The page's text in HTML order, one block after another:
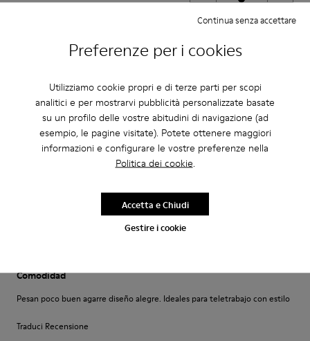
Preferenze per i cookies
Utilizziamo cookie propri e di terze parti per scopi
analitici e per mostrarvi pubblicità personalizzate basate
su un profilo delle vostre abitudini di navigazione (ad
esempio, le pagine visitate). Potete ottenere maggiori
informazioni e configurare le vostre preferenze nella
Politica dei cookie.
Gestire i cookie
Continua senza accettare
Accetta e Chiudi
Larghezza
·
Come camminare scalzi ma molto meglio.
Un comfort così mai provato prima. Un caldo abbraccio
FitRegolazione
Comodidad
Pesan poco buen agarre diseño alegre. Ideales para teletrabajo con estilo
Traduci Recensione